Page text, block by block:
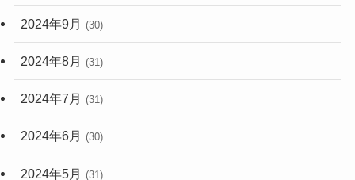
2024年9月 (30)
2024年8月 (31)
2024年7月 (31)
2024年6月 (30)
2024年5月 (31)